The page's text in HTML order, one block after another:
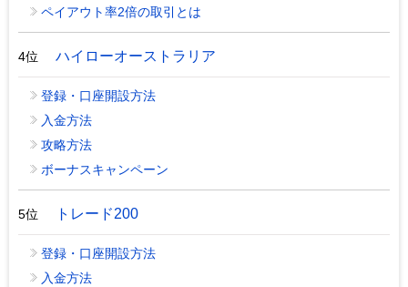
ペイアウト率2倍の取引とは
4位 ハイローオーストラリア
登録・口座開設方法
入金方法
攻略方法
ボーナスキャンペーン
5位 トレード200
登録・口座開設方法
入金方法